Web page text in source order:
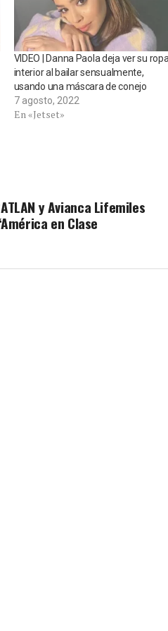
VIDEO | Danna Paola deja ver su ropa
interior al bailar sensualmente,
usando una máscara de conejo
7 agosto, 2022
En «Jetset»
y Avianca Lifemiles
en Clase